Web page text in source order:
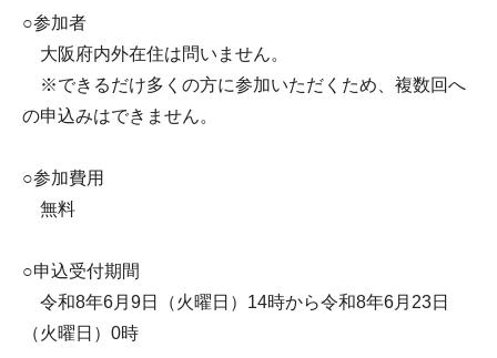
○参加者
大阪府内外在住は問いません。
※できるだけ多くの方に参加いただくため、複数回へ
の申込みはできません。
○参加費用
無料
○申込受付期間
令和8年6月9日（火曜日）14時から令和8年6月23日
（火曜日）0時